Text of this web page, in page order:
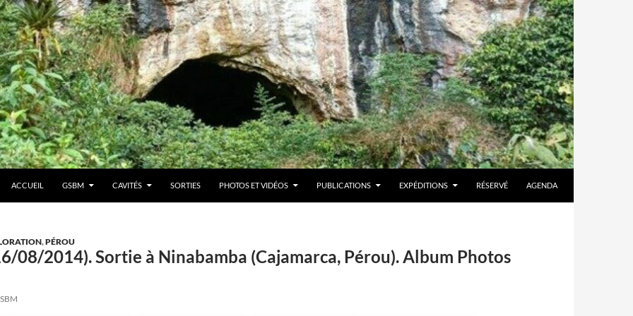
ACCUEIL GSBM CAVITÉS SORTIES PHOTOS ET VIDÉOS PUBLICATIONS EXPÉDITIONS RÉSERVÉ AGENDA
,PÉROU
08/2014). Sortie à Ninabamba (Cajamarca, Pérou). Album Photos